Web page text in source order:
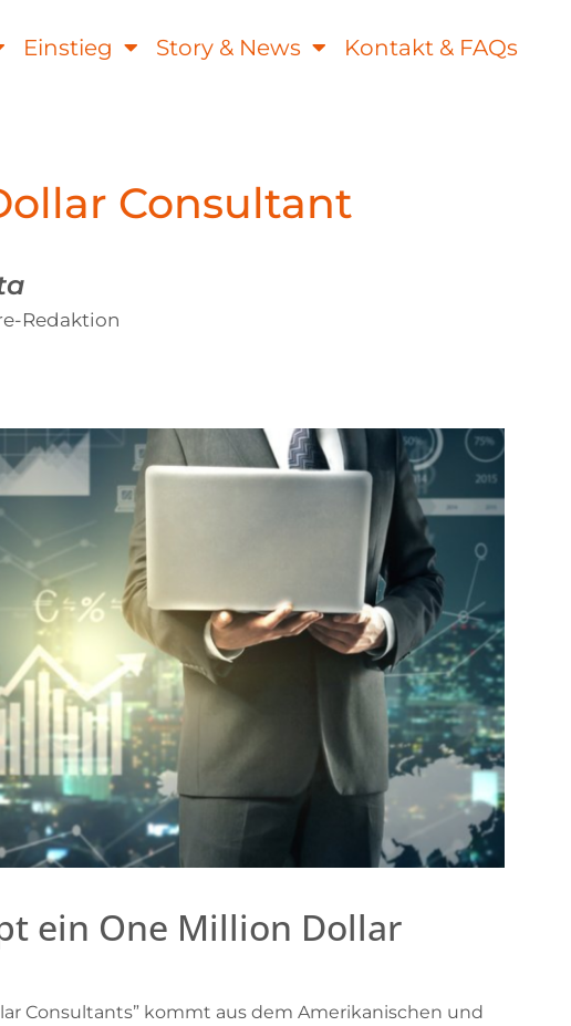
Einstieg Story & News Kontakt & FAQs
Consultant
Redaktion
ein One Million Dollar
Consultants” kommt aus dem Amerikanischen und